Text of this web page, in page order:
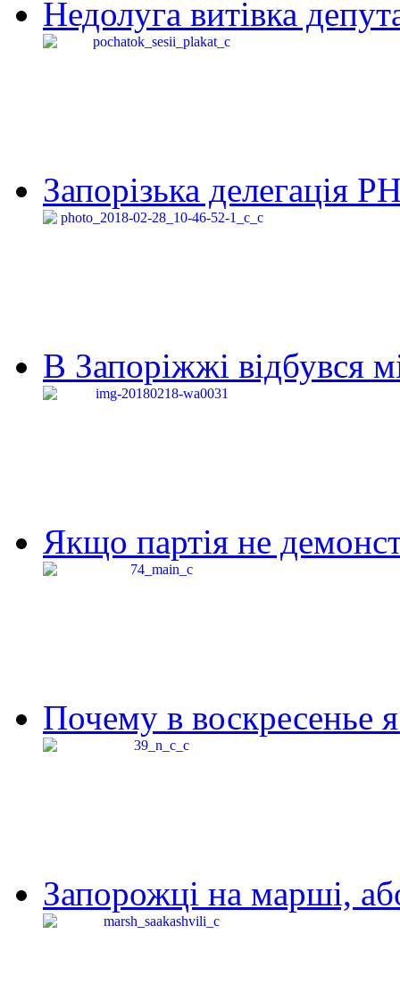
Недолуга витівка
Запорізька делегація
В Запоріжжі відбувся
Якщо партія не
Почему в воскресенье
Запорожці на марші,